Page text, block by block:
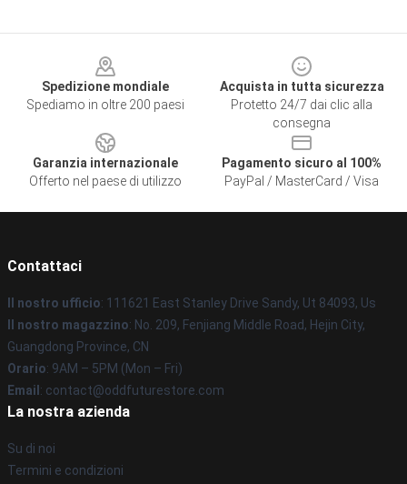
Spedizione mondiale
Spediamo in oltre 200 paesi
Acquista in tutta sicurezza
Protetto 24/7 dai clic alla
consegna
Garanzia internazionale
Offerto nel paese di utilizzo
Pagamento sicuro al 100%
PayPal / MasterCard / Visa
Contattaci
Il nostro ufficio: 111621 East Stanley Drive Sandy, Ut 84093, Us
Il nostro magazzino: No. 209, Fenjiang Middle Road, Hejin City,
Guangdong Province, CN
Orario: 9AM – 5PM (Mon – Fri)
Email : contact@oddfuturestore.com
La nostra azienda
Su di noi
Termini e condizioni